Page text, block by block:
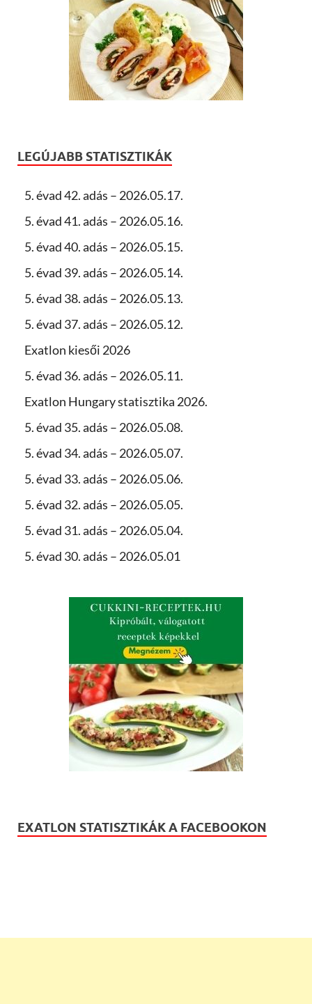
LEGÚJABB STATISZTIKÁK
5. évad 42. adás – 2026.05.17.
5. évad 41. adás – 2026.05.16.
5. évad 40. adás – 2026.05.15.
5. évad 39. adás – 2026.05.14.
5. évad 38. adás – 2026.05.13.
5. évad 37. adás – 2026.05.12.
Exatlon kiesői 2026
5. évad 36. adás – 2026.05.11.
Exatlon Hungary statisztika 2026.
5. évad 35. adás – 2026.05.08.
5. évad 34. adás – 2026.05.07.
5. évad 33. adás – 2026.05.06.
5. évad 32. adás – 2026.05.05.
5. évad 31. adás – 2026.05.04.
5. évad 30. adás – 2026.05.01
EXATLON STATISZTIKÁK A FACEBOOKON